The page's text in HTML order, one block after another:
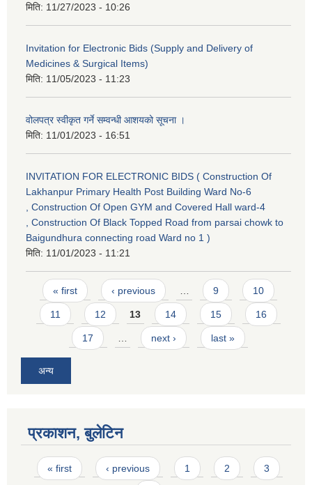
मिति: 11/27/2023 - 10:26
Invitation for Electronic Bids (Supply and Delivery of
Medicines & Surgical Items)
मिति: 11/05/2023 - 11:23
वोलपत्र स्वीकृत गर्ने सम्वन्धी आशयको सूचना ।
मिति: 11/01/2023 - 16:51
INVITATION FOR ELECTRONIC BIDS ( Construction Of
Lakhanpur Primary Health Post Building Ward No-6
, Construction Of Open GYM and Covered Hall ward-4
, Construction Of Black Topped Road from parsai chowk to
Baigundhura connecting road Ward no 1 )
मिति: 11/01/2023 - 11:21
Pages
« first ‹ previous … 9 10
11 12 13 14 15 16
17 … next › last »
अन्य
प्रकाशन, बुलेटिन
Pages
« first ‹ previous 1 2 3